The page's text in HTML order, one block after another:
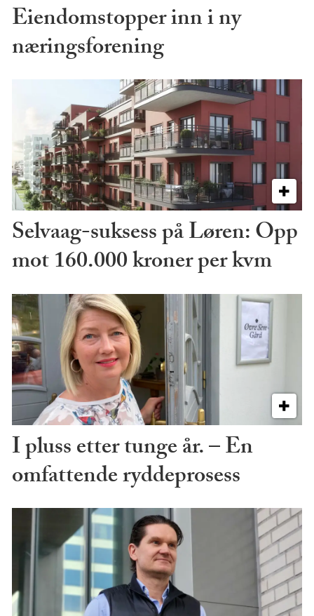
Eiendomstopper inn i ny
næringsforening
Selvaag-suksess på Løren: Opp
mot 160.000 kroner per kvm
I pluss etter tunge år. – En
omfattende ryddeprosess